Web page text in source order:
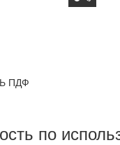
ПДФ
по